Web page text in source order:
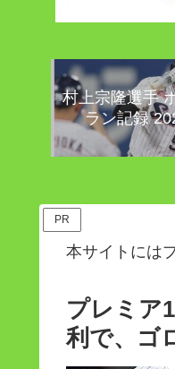
村上宗隆選手
ラン記録
PR
本サイトには
プレミ
利で、ゴ